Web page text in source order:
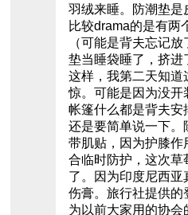
羽绒来睡。防潮垫是
比较drama的是有两
（可能是背夫忘记
垫当睡袋睡了，挤进
这样，我第二天知道
惊。可能是因为没开
帐篷什么都是背夫安
还是要简单说一下。
带肌贴，因为护膝作
合临时防护，这次草
了。因为印度尼西
伤膏。旅行社提供的
为以前大家用的协会